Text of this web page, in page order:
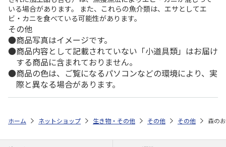
いる場合があります。 また、これらの魚介類は、エサとしてエ
ビ・カニを食べている可能性があります。
その他
商品写真はイメージです。
商品内容として記載されていない「小道具類」はお届け
する商品に含まれておりません。
商品の色は、ご覧になるパソコンなどの環境により、実
際と異なる場合があります。
ホーム ネットショップ 生き物・その他 その他 その他 森の